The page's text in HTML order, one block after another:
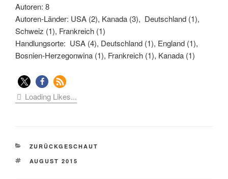
Autoren: 8
Autoren-Länder: USA (2), Kanada (3), Deutschland (1),
Schweiz (1), Frankreich (1)
Handlungsorte: USA (4), Deutschland (1), England (1),
Bosnien-Herzegonwina (1), Frankreich (1), Kanada (1)
Loading Likes...
KATEGORIEN
ZURÜCKGESCHAUT
SCHLAGWÖRTER
AUGUST 2015